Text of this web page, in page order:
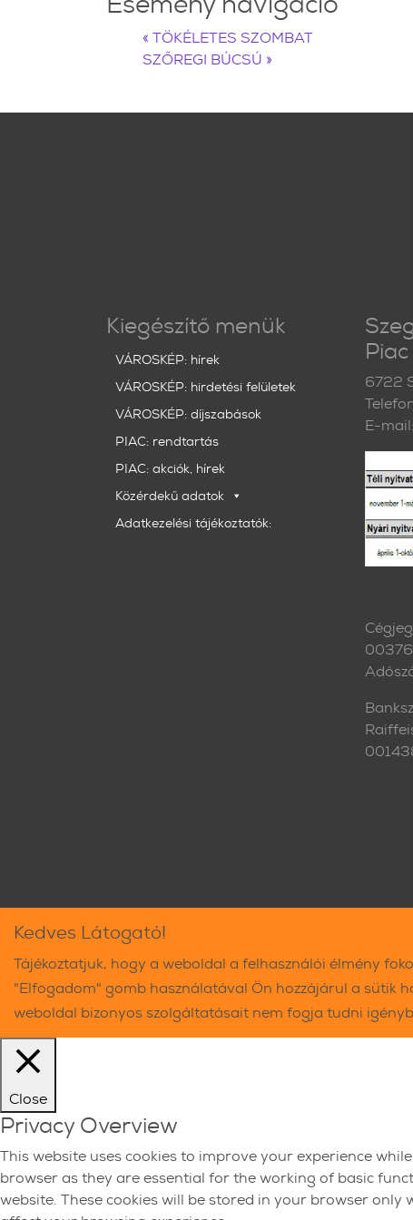
« TÖKÉLETES SZOMBAT
SZŐREGI BÚCSÚ »
Kiegészítő menük
VÁROSKÉP: hírek
VÁROSKÉP: hirdetési felületek
VÁROSKÉP: díjszabások
PIAC: rendtartás
PIAC: akciók, hírek
Közérdekű adatok
Adatkezelési tájékoztatók:
6722
E-
Kedves Látogató!
Tájékoztatjuk, hogy a weboldal a felhasználói élmény
"Elfogadom" gomb használatával Ön hozzájárul a sütik
weboldal bizonyos szolgáltatásait nem fogja tudni
Close
Privacy Overview
This website uses cookies to improve your experience
browser as they are essential for the working of basic
website. These cookies will be stored in your browser